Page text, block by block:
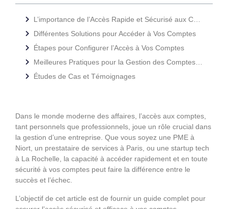
Différentes Solutions pour Accéder à Vos Comptes
Étapes pour Configurer l’Accès à Vos Comptes
Études de Cas et Témoignages
Dans le monde moderne des affaires, l’accès aux comptes,
tant personnels que professionnels, joue un rôle crucial dans
la gestion d’une entreprise. Que vous soyez une PME à
Niort, un prestataire de services à Paris, ou une startup tech
à La Rochelle, la capacité à accéder rapidement et en toute
sécurité à vos comptes peut faire la différence entre le
succès et l’échec.
L’objectif de cet article est de fournir un guide complet pour